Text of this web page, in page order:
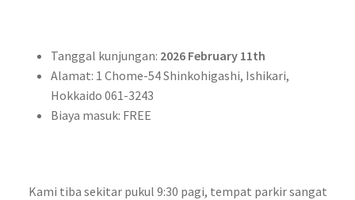
Tanggal kunjungan: 2026 February 11th
Alamat: 1 Chome-54 Shinkohigashi, Ishikari,
Hokkaido 061-3243
Biaya masuk: FREE
Kami tiba sekitar pukul 9:30 pagi, tempat parkir sangat